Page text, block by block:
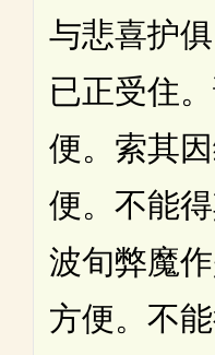
与悲喜护
已正受住
便。索其
便。不能
波旬弊魔
方便。不